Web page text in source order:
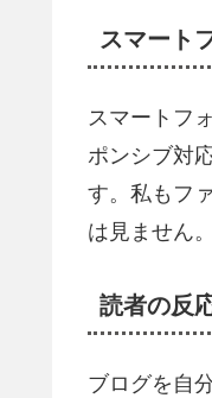
スマート
スマートフ
ポンシブ対
す。私もフ
は見ません。
読者の反
ブログを自